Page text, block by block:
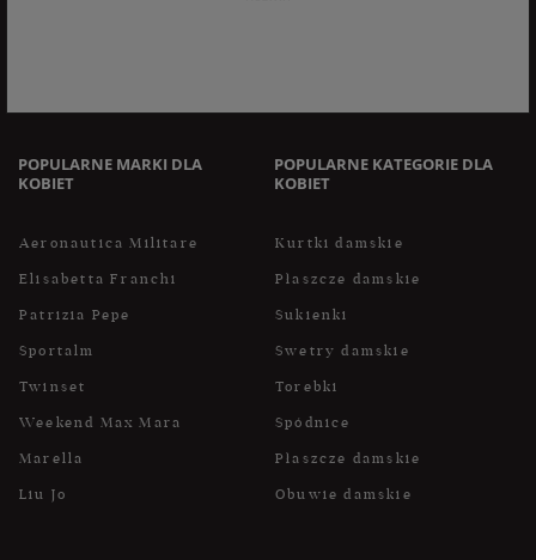
POPULARNE MARKI DLA
KOBIET
Aeronautica Militare
Elisabetta Franchi
Patrizia Pepe
Sportalm
Twinset
Weekend Max Mara
Marella
Liu Jo
POPULARNE KATEGORIE DLA
KOBIET
Kurtki damskie
Płaszcze damskie
Sukienki
Swetry damskie
Torebki
Spódnice
Płaszcze damskie
Obuwie damskie